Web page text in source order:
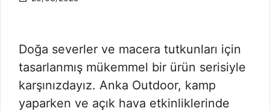
Doğa severler ve macera tutkunları için
tasarlanmış mükemmel bir ürün serisiyle
karşınızdayız. Anka Outdoor, kamp
yaparken ve açık hava etkinliklerinde